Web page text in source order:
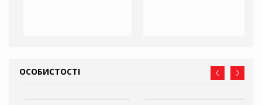
ОСОБИСТОСТІ